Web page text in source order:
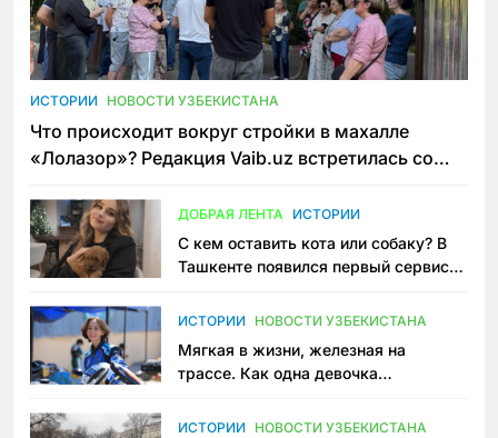
ИСТОРИИ НОВОСТИ УЗБЕКИСТАНА
Что происходит вокруг стройки в махалле
«Лолазор»? Редакция Vaib.uz встретилась со
ДОБРАЯ ЛЕНТА ИСТОРИИ
С кем оставить кота или собаку? В
Ташкенте появился первый сервис
ИСТОРИИ НОВОСТИ УЗБЕКИСТАНА
Мягкая в жизни, железная на
трассе. Как одна девочка
Узбекистане
ИСТОРИИ НОВОСТИ УЗБЕКИСТАНА